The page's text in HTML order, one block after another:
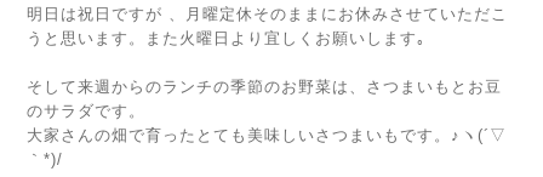
明日は祝日ですが 、月曜定休そのままにお休みさせていただこ
うと思います。また火曜日より宜しくお願いします｡
そして来週からのランチの季節のお野菜は、さつまいもとお豆
のサラダです。
大家さんの畑で育ったとても美味しいさつまいもです。♪ヽ(´▽
｀*)/